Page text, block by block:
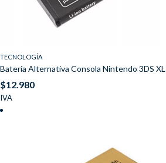
TECNOLOGÍA
Batería Alternativa Consola Nintendo 3DS
$12.980
IVA